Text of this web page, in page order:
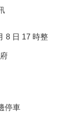
8 日 17 時整
停車